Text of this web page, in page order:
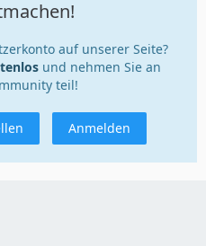
auf unserer Seite?
und nehmen Sie an
teil!
Anmelden